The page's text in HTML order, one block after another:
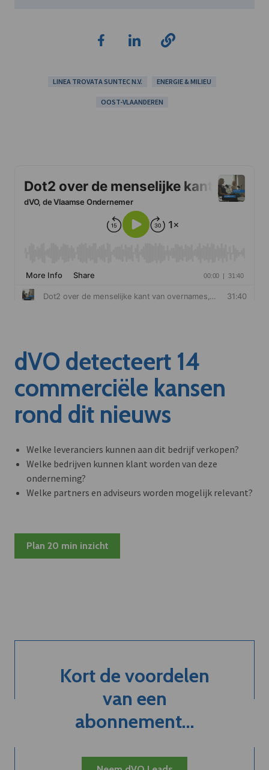
LINEA TROVATA SUNTEC N.V. ENERGIE & MILIEU
OOST-VLAANDEREN
dVO detecteert 14
commerciële kansen
rond dit nieuws
Welke leveranciers kunnen aan dit bedrijf verkopen?
Welke bedrijven kunnen klant worden van deze
onderneming?
Welke partners en adviseurs worden mogelijk relevant?
Plan 20 min inzicht
Kort de voordelen
van een
abonnement...